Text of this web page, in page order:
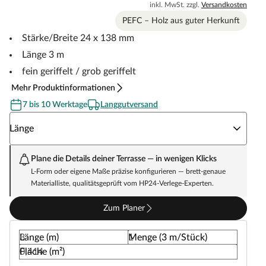
inkl. MwSt. zzgl. Versandkosten
PEFC – Holz aus guter Herkunft
Stärke/Breite 24 x 138 mm
Länge 3 m
fein geriffelt / grob geriffelt
Mehr Produktinformationen
7 bis 10 Werktage
Langgutversand
Länge
Plane die Details deiner Terrasse — in wenigen Klicks
L-Form oder eigene Maße präzise konfigurieren — brett-genaue
Materialliste, qualitätsgeprüft vom HP24-Verlege-Experten.
Zum Planer
Länge (m)
Menge (3 m/Stück)
Fläche (m²)